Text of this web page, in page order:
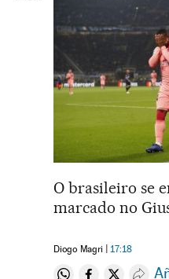
O brasileiro se
marcado no
Diogo Magri 17:18